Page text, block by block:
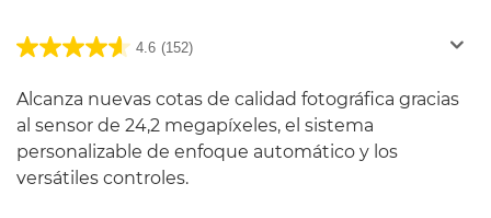
4.6 (152)
Alcanza nuevas cotas de calidad fotográfica gracias
al sensor de 24,2 megapíxeles, el sistema
personalizable de enfoque automático y los
versátiles controles.